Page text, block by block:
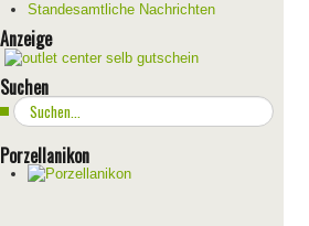
Standesamtliche Nachrichten
Anzeige
Suchen
Suchen
...
Porzellanikon